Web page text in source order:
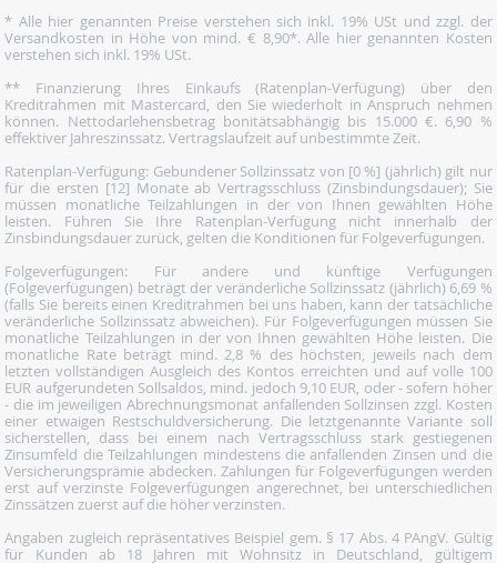
* Alle hier genannten Preise verstehen sich inkl. 19% USt und zzgl. der
Versandkosten in Höhe von mind. € 8,90*. Alle hier genannten Kosten
verstehen sich inkl. 19% USt.
** Finanzierung Ihres Einkaufs (Ratenplan-Verfügung) über den
Kreditrahmen mit Mastercard, den Sie wiederholt in Anspruch nehmen
können. Nettodarlehensbetrag bonitätsabhängig bis 15.000 €. 6,90 %
effektiver Jahreszinssatz. Vertragslaufzeit auf unbestimmte Zeit.
Ratenplan-Verfügung: Gebundener Sollzinssatz von [0 %] (jährlich) gilt nur
für die ersten [12] Monate ab Vertragsschluss (Zinsbindungsdauer); Sie
müssen monatliche Teilzahlungen in der von Ihnen gewählten Höhe
leisten. Führen Sie Ihre Ratenplan-Verfügung nicht innerhalb der
Zinsbindungsdauer zurück, gelten die Konditionen für Folgeverfügungen.
Folgeverfügungen: Für andere und künftige Verfügungen
(Folgeverfügungen) beträgt der veränderliche Sollzinssatz (jährlich) 6,69 %
(falls Sie bereits einen Kreditrahmen bei uns haben, kann der tatsächliche
veränderliche Sollzinssatz abweichen). Für Folgeverfügungen müssen Sie
monatliche Teilzahlungen in der von Ihnen gewählten Höhe leisten. Die
monatliche Rate beträgt mind. 2,8 % des höchsten, jeweils nach dem
letzten vollständigen Ausgleich des Kontos erreichten und auf volle 100
EUR aufgerundeten Sollsaldos, mind. jedoch 9,10 EUR, oder - sofern höher
- die im jeweiligen Abrechnungsmonat anfallenden Sollzinsen zzgl. Kosten
einer etwaigen Restschuldversicherung. Die letztgenannte Variante soll
sicherstellen, dass bei einem nach Vertragsschluss stark gestiegenen
Zinsumfeld die Teilzahlungen mindestens die anfallenden Zinsen und die
Versicherungsprämie abdecken. Zahlungen für Folgeverfügungen werden
erst auf verzinste Folgeverfügungen angerechnet, bei unterschiedlichen
Zinssätzen zuerst auf die höher verzinsten.
Angaben zugleich repräsentatives Beispiel gem. § 17 Abs. 4 PAngV. Gültig
für Kunden ab 18 Jahren mit Wohnsitz in Deutschland, gültigem